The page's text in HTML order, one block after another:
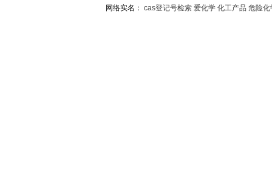
网络实名： cas登记号检索 爱化学 化工产品 危险化